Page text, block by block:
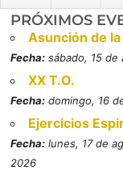
PRÓXIMOS
Asunción de
Fecha: sábado, 15
XX T.O.
Fecha: domingo, 16
Ejercicios
Fecha: lunes, 17 de
2026